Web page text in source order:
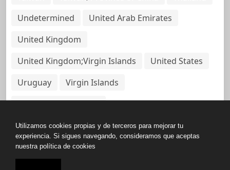
Undetermined
United Arab Emirates
United Kingdom
United Kingdom;Virgin Islands
United States
Uruguay
Virgin Islands
Virgin Islands, British
Copyright © All rights reserved.
Utilizamos cookies propias y de terceros para mejorar tu
experiencia. Si sigues navegando, consideramos que aceptas
nuestra política de cookies